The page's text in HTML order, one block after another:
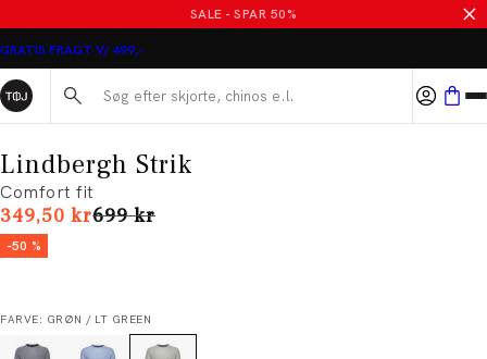
SALE - SPAR 50%
GRATIS FRAGT V/ 499,-
Søg her...
Lindbergh Strik
Comfort fit
349,50 krI alt (uden rabat)
699 kr
-50 %
FARVE: GRØN / LT GREEN